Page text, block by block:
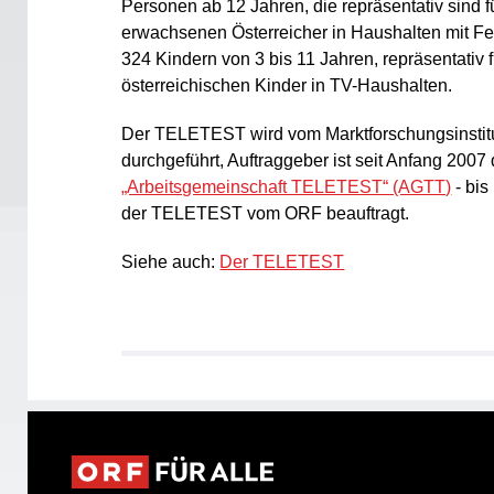
Personen ab 12 Jahren, die repräsentativ sind
erwachsenen Österreicher in Haushalten mit
324 Kindern von 3 bis 11 Jahren, repräsentativ
österreichischen Kinder in TV-Haushalten.
Der TELETEST wird vom
durchgeführt, Auftraggeber ist seit Anfang 2007
„Arbeitsgemeinschaft TELETEST“ (AGTT) - bis
der TELETEST vom ORF beauftragt.
Siehe auch: Der TELETEST